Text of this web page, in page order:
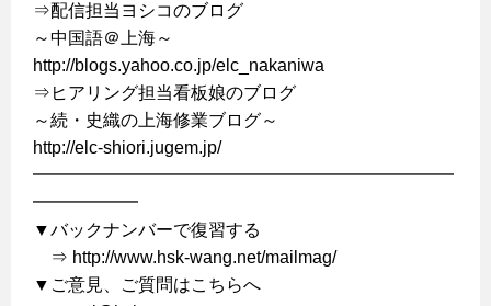
⇒配信担当ヨシコのブログ
～中国語＠上海～
http://blogs.yahoo.co.jp/elc_nakaniwa
⇒ヒアリング担当看板娘のブログ
～続・史織の上海修業ブログ～
http://elc-shiori.jugem.jp/
━━━━━━━━━━━━━━━━━━━━━━━━
━━━━━━
▼バックナンバーで復習する
⇒ http://www.hsk-wang.net/mailmag/
▼ご意見、ご質問はこちらへ